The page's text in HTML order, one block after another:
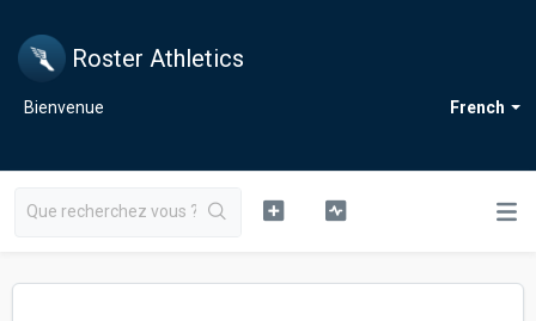
Roster Athletics
French
Bienvenue